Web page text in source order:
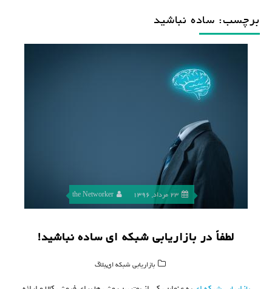
برچسب: ساده نباشید
23 مرداد, 1396 the Networker
لطفاً در بازاریابی شبکه ای ساده نباشید!
بازاریابی شبکه ای,بلاگ